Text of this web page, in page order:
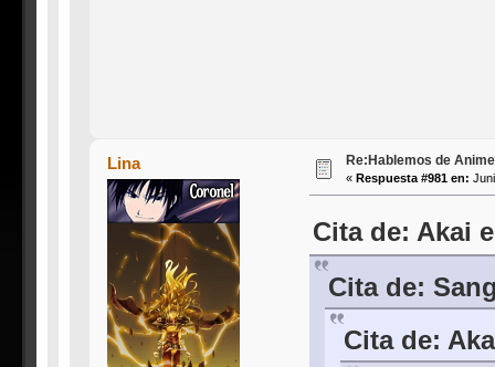
Lina Re:Hablemos de
« Respuesta #981 en:
Cita de: Akai
Cita de:
Cita de: